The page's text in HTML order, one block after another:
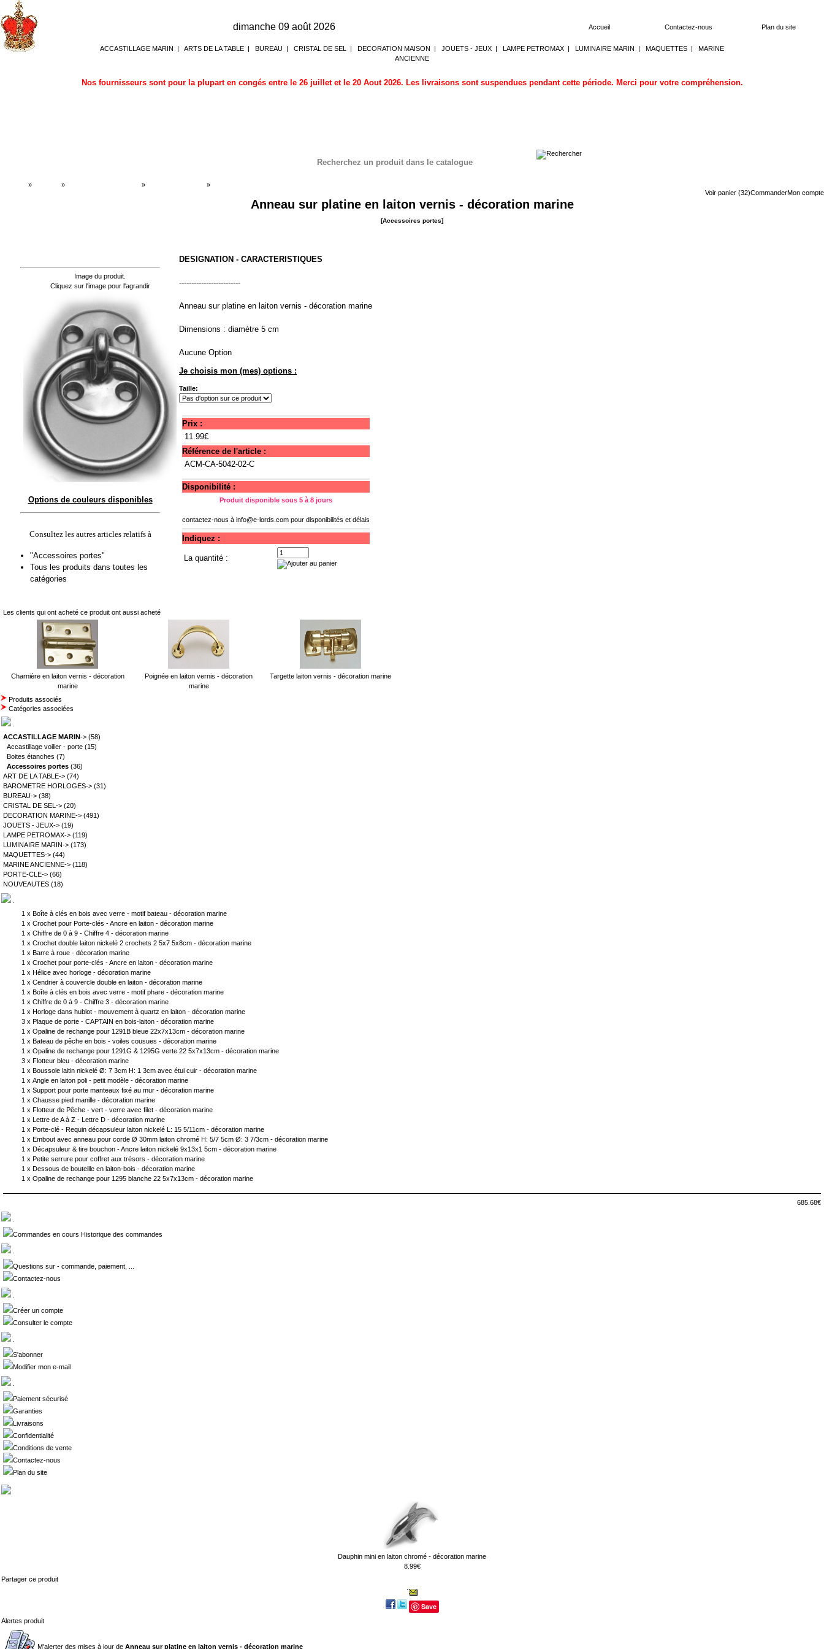
dimanche 09 août 2026 Accueil Contactez-nous Plan du site
ACCASTILLAGE MARIN | ARTS DE LA TABLE | BUREAU | CRISTAL DE SEL | DECORATION MAISON | JOUETS - JEUX | LAMPE PETROMAX | LUMINAIRE MARIN | MAQUETTES | MARINE
ANCIENNE
Nos fournisseurs sont pour la plupart en congés entre le 26 juillet et le 20 Aout 2026. Les livraisons sont suspendues pendant cette période. Merci pour votre compréhension.
Recherchez un produit dans le catalogue
Voir panier (32)CommanderMon compte
» » » »
Anneau sur platine en laiton vernis - décoration marine
[Accessoires portes]
Image du produit.
Cliquez sur l'image pour l'agrandir
Options de couleurs disponibles
Consultez les autres articles relatifs à
"Accessoires portes"
Tous les produits dans toutes les
catégories
DESIGNATION - CARACTERISTIQUES
-------------------------
Anneau sur platine en laiton vernis - décoration marine
Dimensions : diamètre 5 cm
Aucune Option
Je choisis mon (mes) options :
Taille:
Prix :
11.99€
Référence de l'article :
ACM-CA-5042-02-C
Disponibilité :
Produit disponible sous 5 à 8 jours
contactez-nous à info@e-lords.com pour disponibilités et délais
Indiquez :
La quantité :
Les clients qui ont acheté ce produit ont aussi acheté
Charnière en laiton vernis - décoration
marine
Poignée en laiton vernis - décoration
marine
Targette laiton vernis - décoration marine
Produits associés
Catégories associées
ACCASTILLAGE MARIN-> (58)
Accastillage voilier - porte (15)
Boites étanches (7)
Accessoires portes (36)
ART DE LA TABLE-> (74)
BAROMETRE HORLOGES-> (31)
BUREAU-> (38)
CRISTAL DE SEL-> (20)
DECORATION MARINE-> (491)
JOUETS - JEUX-> (19)
LAMPE PETROMAX-> (119)
LUMINAIRE MARIN-> (173)
MAQUETTES-> (44)
MARINE ANCIENNE-> (118)
PORTE-CLE-> (66)
NOUVEAUTES (18)
1 x Boîte à clés en bois avec verre - motif bateau - décoration marine
1 x Crochet pour Porte-clés - Ancre en laiton - décoration marine
1 x Chiffre de 0 à 9 - Chiffre 4 - décoration marine
1 x Crochet double laiton nickelé 2 crochets 2 5x7 5x8cm - décoration marine
1 x Barre à roue - décoration marine
1 x Crochet pour porte-clés - Ancre en laiton - décoration marine
1 x Hélice avec horloge - décoration marine
1 x Cendrier à couvercle double en laiton - décoration marine
1 x Boîte à clés en bois avec verre - motif phare - décoration marine
1 x Chiffre de 0 à 9 - Chiffre 3 - décoration marine
1 x Horloge dans hublot - mouvement à quartz en laiton - décoration marine
3 x Plaque de porte - CAPTAIN en bois-laiton - décoration marine
1 x Opaline de rechange pour 1291B bleue 22x7x13cm - décoration marine
1 x Bateau de pêche en bois - voiles cousues - décoration marine
1 x Opaline de rechange pour 1291G & 1295G verte 22 5x7x13cm - décoration marine
3 x Flotteur bleu - décoration marine
1 x Boussole laitin nickelé Ø: 7 3cm H: 1 3cm avec étui cuir - décoration marine
1 x Angle en laiton poli - petit modèle - décoration marine
1 x Support pour porte manteaux fixé au mur - décoration marine
1 x Chausse pied manille - décoration marine
1 x Flotteur de Pêche - vert - verre avec filet - décoration marine
1 x
Lettre de A à Z - Lettre D - décoration marine
1 x Porte-clé - Requin décapsuleur laiton nickelé L: 15 5/11cm - décoration marine
1 x Embout avec anneau pour corde Ø 30mm laiton chromé H: 5/7 5cm Ø: 3 7/3cm - décoration marine
1 x Décapsuleur & tire bouchon - Ancre laiton nickelé 9x13x1 5cm - décoration marine
1 x Petite serrure pour coffret aux trésors - décoration marine
1 x Dessous de bouteille en laiton-bois - décoration marine
1 x Opaline de rechange pour 1295 blanche 22 5x7x13cm - décoration marine
685.68€
Commandes en cours Historique des commandes
Questions sur - commande, paiement, ...
Contactez-nous
Créer un compte
Consulter le compte
S'abonner
Modifier mon e-mail
Paiement sécurisé
Garanties
Livraisons
Confidentialité
Conditions de vente
Contactez-nous
Plan du site
Dauphin mini en laiton chromé - décoration marine
8.99€
Partager ce produit
Save
Alertes produit
M'alerter des mises à jour de Anneau sur platine en laiton vernis - décoration marine